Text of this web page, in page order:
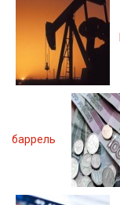
баррель